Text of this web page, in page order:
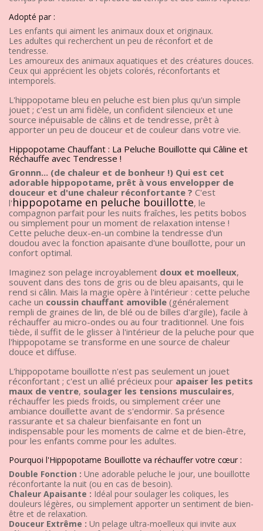
Adopté par :
Les enfants qui aiment les animaux doux et originaux.
Les adultes qui recherchent un peu de réconfort et de
tendresse.
Les amoureux des animaux aquatiques et des créatures douces.
Ceux qui apprécient les objets colorés, réconfortants et
intemporels.
L'hippopotame bleu en peluche est bien plus qu'un simple
jouet ; c'est un ami fidèle, un confident silencieux et une
source inépuisable de câlins et de tendresse, prêt à
apporter un peu de douceur et de couleur dans votre vie.
Hippopotame Chauffant : La Peluche Bouillotte qui Câline et
Réchauffe avec Tendresse !
Gronnn... (de chaleur et de bonheur !) Qui est cet
adorable hippopotame, prêt à vous envelopper de
douceur et d'une chaleur réconfortante ? C'est
l'hippopotame en peluche bouillotte, le
compagnon parfait pour les nuits fraîches, les petits bobos
ou simplement pour un moment de relaxation intense !
Cette peluche deux-en-un combine la tendresse d'un
doudou avec la fonction apaisante d'une bouillotte, pour un
confort optimal.
Imaginez son pelage incroyablement doux et moelleux,
souvent dans des tons de gris ou de bleu apaisants, qui le
rend si câlin. Mais la magie opère à l'intérieur : cette peluche
cache un coussin chauffant amovible (généralement
rempli de graines de lin, de blé ou de billes d'argile), facile à
réchauffer au micro-ondes ou au four traditionnel. Une fois
tiède, il suffit de le glisser à l'intérieur de la peluche pour que
l'hippopotame se transforme en une source de chaleur
douce et diffuse.
L'hippopotame bouillotte n'est pas seulement un jouet
réconfortant ; c'est un allié précieux pour apaiser les petits
maux de ventre, soulager les tensions musculaires,
réchauffer les pieds froids, ou simplement créer une
ambiance douillette avant de s'endormir. Sa présence
rassurante et sa chaleur bienfaisante en font un
indispensable pour les moments de calme et de bien-être,
pour les enfants comme pour les adultes.
Pourquoi l'Hippopotame Bouillotte va réchauffer votre cœur :
Double Fonction : Une adorable peluche le jour, une bouillotte
réconfortante la nuit (ou en cas de besoin).
Chaleur Apaisante : Idéal pour soulager les coliques, les
douleurs légères, ou simplement apporter un sentiment de bien-
être et de relaxation.
Douceur Extrême : Un pelage ultra-moelleux qui invite aux